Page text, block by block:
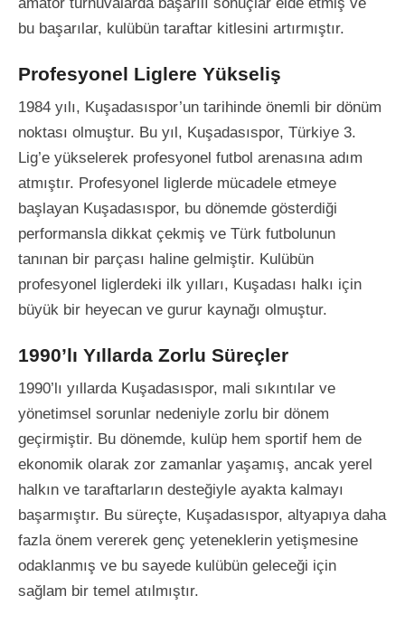
bu başarılar, kulübün taraftar kitlesini artırmıştır.
Profesyonel Liglere Yükseliş
1984 yılı, Kuşadasıspor’un tarihinde önemli bir dönüm
noktası olmuştur. Bu yıl, Kuşadasıspor, Türkiye 3.
Lig’e yükselerek profesyonel futbol arenasına adım
atmıştır. Profesyonel liglerde mücadele etmeye
başlayan Kuşadasıspor, bu dönemde gösterdiği
performansla dikkat çekmiş ve Türk futbolunun
tanınan bir parçası haline gelmiştir. Kulübün
profesyonel liglerdeki ilk yılları, Kuşadası halkı için
büyük bir heyecan ve gurur kaynağı olmuştur.
1990’lı Yıllarda Zorlu Süreçler
1990’lı yıllarda Kuşadasıspor, mali sıkıntılar ve
yönetimsel sorunlar nedeniyle zorlu bir dönem
geçirmiştir. Bu dönemde, kulüp hem sportif hem de
ekonomik olarak zor zamanlar yaşamış, ancak yerel
halkın ve taraftarların desteğiyle ayakta kalmayı
başarmıştır. Bu süreçte, Kuşadasıspor, altyapıya daha
fazla önem vererek genç yeteneklerin yetişmesine
odaklanmış ve bu sayede kulübün geleceği için
sağlam bir temel atılmıştır.